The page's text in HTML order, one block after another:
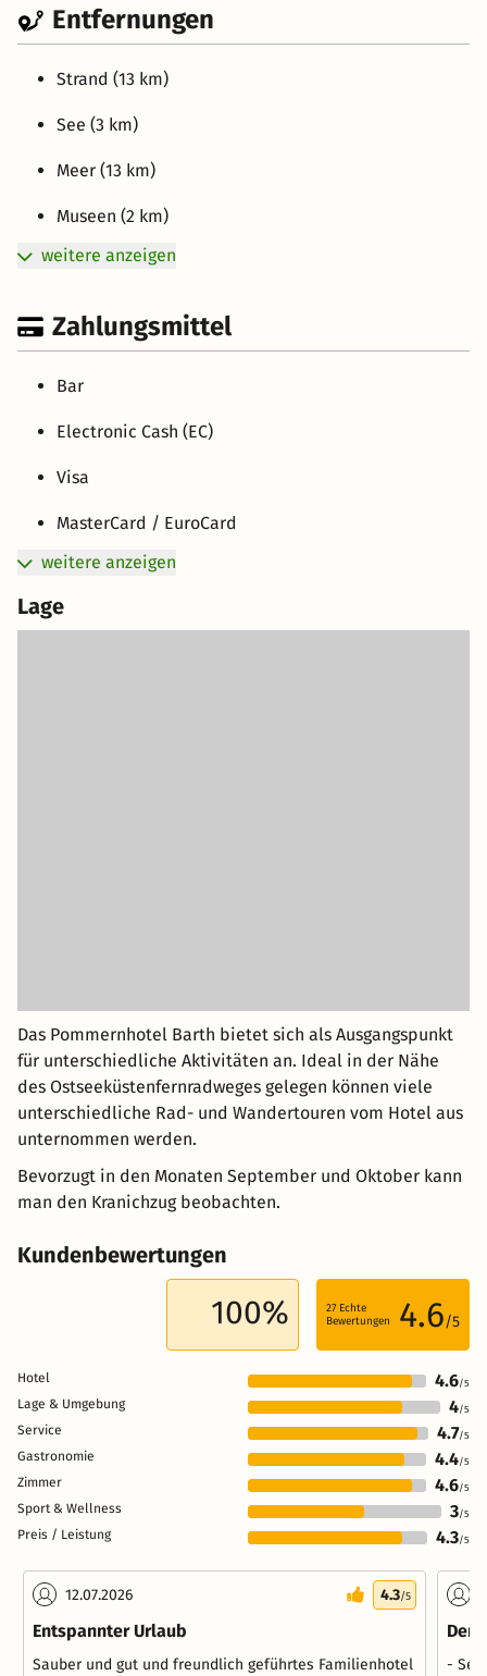
Entfernungen
Strand (13 km)
See (3 km)
Meer (13 km)
Museen (2 km)
weitere anzeigen
Zahlungsmittel
Bar
Electronic Cash (EC)
Visa
MasterCard / EuroCard
weitere anzeigen
Lage
Das Pommernhotel Barth bietet sich als Ausgangspunkt
für unterschiedliche Aktivitäten an. Ideal in der Nähe
des Ostseeküstenfernradweges gelegen können viele
unterschiedliche Rad- und Wandertouren vom Hotel aus
unternommen werden.
Bevorzugt in den Monaten September und Oktober kann
man den Kranichzug beobachten.
Kundenbewertungen
100% 27 Echte
Bewertungen
4.6/5
Hotel 4.6/5
Lage & Umgebung 4/5
Service 4.7/5
Gastronomie 4.4/5
Zimmer 4.6/5
Sport & Wellness 3/5
Preis / Leistung 4.3/5
12.07.2026 4.3/5
Entspannter Urlaub
Sauber und gut und freundlich geführtes Familienhotel
Der
-